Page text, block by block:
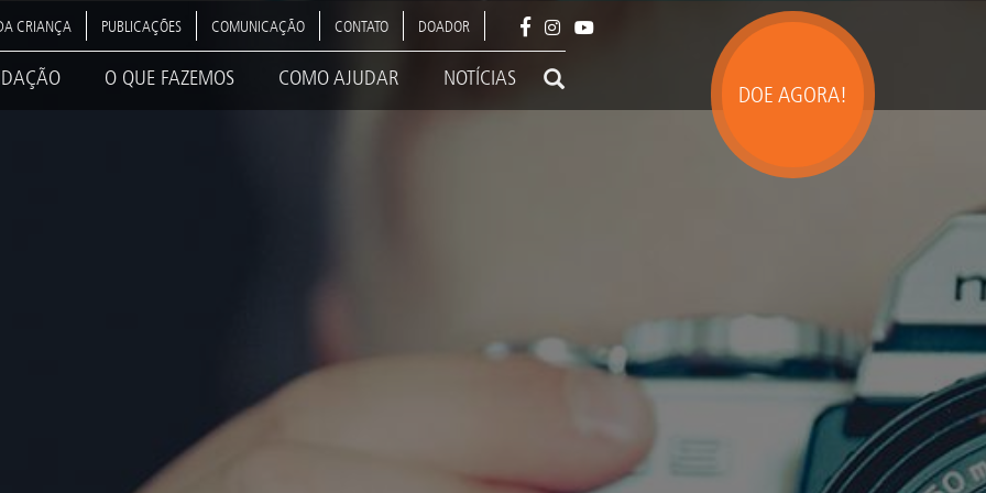
DOE AGORA!
CRIANÇA PUBLICAÇÕES COMUNICAÇÃO CONTATO DOADOR
O QUE FAZEMOS COMO AJUDAR NOTÍCIAS